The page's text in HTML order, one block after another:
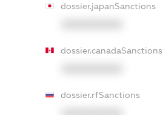
dossier.japanSanctions
dossier.canadaSanctions
dossier.rfSanctions